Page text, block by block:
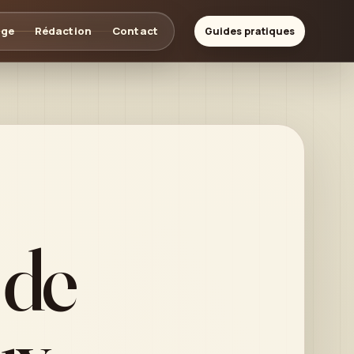
Rédaction Contact Guides pratiques